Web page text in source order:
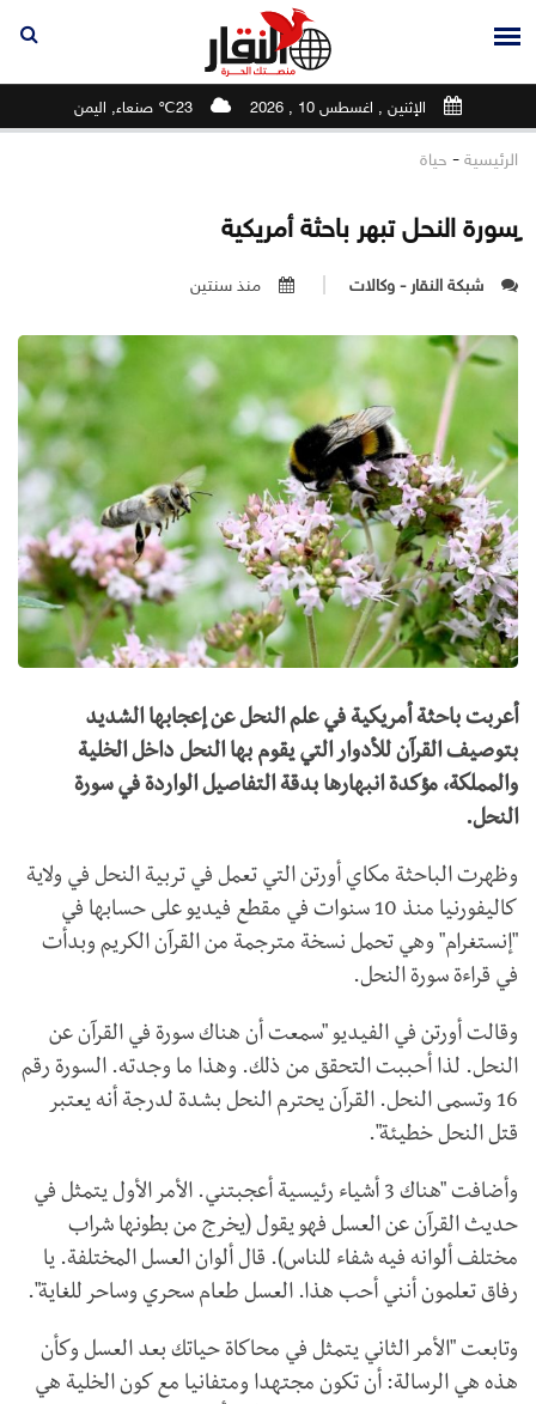
الإثنين , اغسطس 10 , 2026 23℃ صنعاء, اليمن
الرئيسية - حياة
ٍسورة النحل تبهر باحثة أمريكية
شبكة النقار - وكالات منذ سنتين
أعربت باحثة أمريكية في علم النحل عن إعجابها الشديد
بتوصيف القرآن للأدوار التي يقوم بها النحل داخل الخلية
والمملكة، مؤكدة انبهارها بدقة التفاصيل الواردة في سورة
النحل.
وظهرت الباحثة مكاي أورتن التي تعمل في تربية النحل في ولاية
كاليفورنيا منذ 10 سنوات في مقطع فيديو على حسابها في
"إنستغرام" وهي تحمل نسخة مترجمة من القرآن الكريم وبدأت
في قراءة سورة النحل.
وقالت أورتن في الفيديو "سمعت أن هناك سورة في القرآن عن
النحل. لذا أحببت التحقق من ذلك. وهذا ما وجدته. السورة رقم
16 وتسمى النحل. القرآن يحترم النحل بشدة لدرجة أنه يعتبر
قتل النحل خطيئة".
وأضافت "هناك 3 أشياء رئيسية أعجبتني. الأمر الأول يتمثل في
حديث القرآن عن العسل فهو يقول (يخرج من بطونها شراب
مختلف ألوانه فيه شفاء للناس). قال ألوان العسل المختلفة. يا
رفاق تعلمون أنني أحب هذا. العسل طعام سحري وساحر للغاية".
وتابعت "الأمر الثاني يتمثل في محاكاة حياتك بعد العسل وكأن
هذه هي الرسالة: أن تكون مجتهدا ومتفانيا مع كون الخلية هي